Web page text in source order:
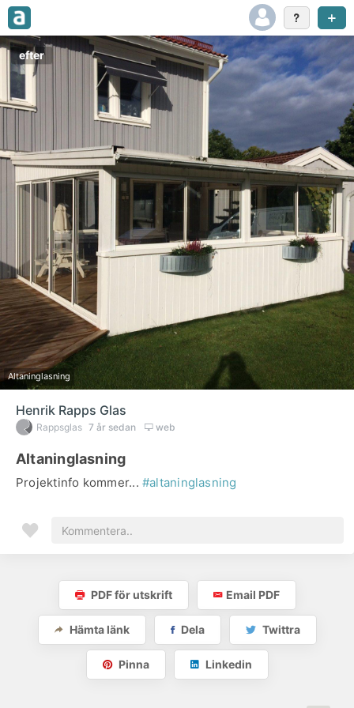
efter
Altaninglasning
Henrik Rapps Glas
Rappsglas 7 år sedan web
Altaninglasning
Projektinfo kommer... #altaninglasning
PDF för utskrift Email PDF
Hämta länk Dela Twittra
Pinna Linkedin